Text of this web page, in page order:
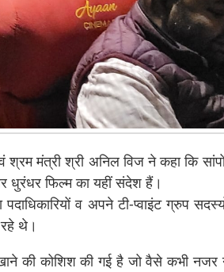
श्रम मंत्री श्री अनिल विज ने कहा कि
धुरंधर फिल्म का यहीं संदेश हैं।
व अपने टी-प्वाइंट ग्रुप
थे।
की कोशिश की गई है जो वैसे कभी नजर